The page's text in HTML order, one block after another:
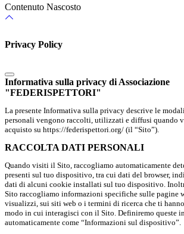
Contenuto Nascosto
Privacy Policy
Informativa sulla privacy di Associazione
"FEDERISPETTORI"
La presente Informativa sulla privacy descrive le
personali vengono raccolti, utilizzati e diffusi quando
acquisto su https://federispettori.org/ (il “Sito”).
RACCOLTA DATI PERSONALI
Quando visiti il Sito, raccogliamo automaticamente
presenti sul tuo dispositivo, tra cui dati del browser,
dati di alcuni cookie installati sul tuo dispositivo.
Sito raccogliamo informazioni specifiche sulle pagine
visualizzi, sui siti web o i termini di ricerca che ti
modo in cui interagisci con il Sito. Definiremo queste
automaticamente come “Informazioni sul dispositivo”.